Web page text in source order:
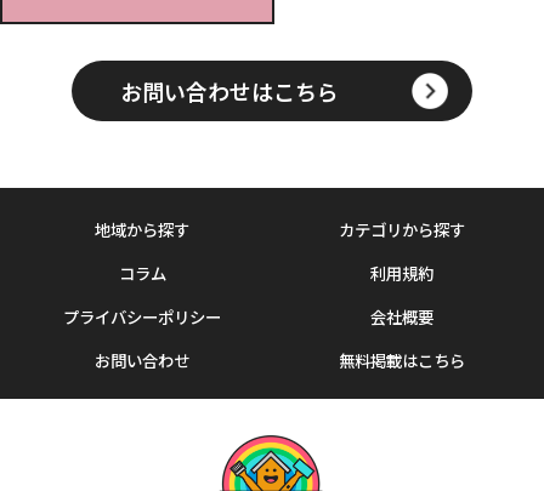
お問い合わせはこちら
地域から探す
カテゴリから探す
コラム
利用規約
プライバシーポリシー
会社概要
お問い合わせ
無料掲載はこちら